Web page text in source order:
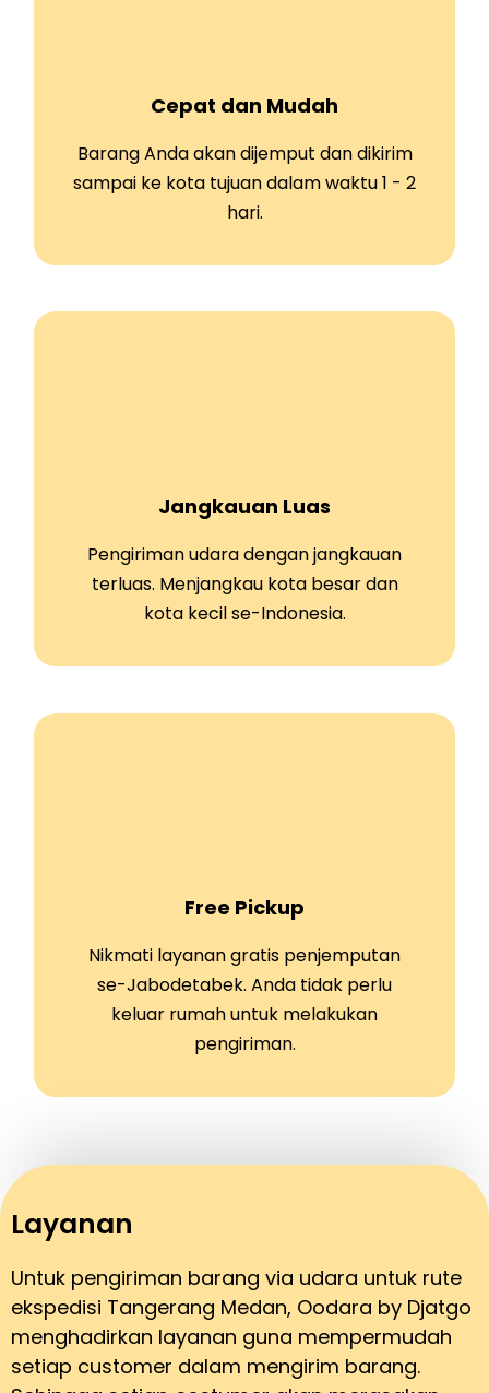
Cepat dan Mudah
Barang Anda akan dijemput dan dikirim
sampai ke kota tujuan dalam waktu 1 - 2
hari.
Jangkauan Luas
Pengiriman udara dengan jangkauan
terluas. Menjangkau kota besar dan
kota kecil se-Indonesia.
Free Pickup
Nikmati layanan gratis penjemputan
se-Jabodetabek. Anda tidak perlu
keluar rumah untuk melakukan
pengiriman.
Layanan
Untuk pengiriman barang via udara untuk rute
ekspedisi Tangerang Medan, Oodara by Djatgo
menghadirkan layanan guna mempermudah
setiap customer dalam mengirim barang.